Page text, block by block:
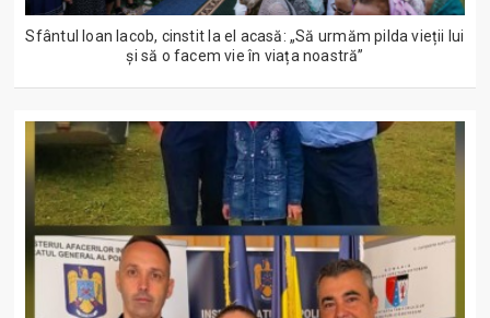
Sfântul Ioan Iacob, cinstit la el acasă: „Să urmăm pilda vieții lui
și să o facem vie în viața noastră”